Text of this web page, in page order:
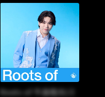
Roots of 牛島隆太(ミ